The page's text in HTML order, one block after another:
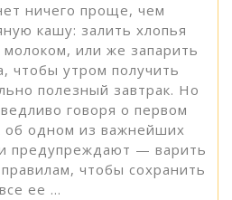
ничего проще, чем
кашу: залить хлопья
или же запарить
чтобы утром получить
полезный завтрак. Но
говоря о первом
об одном из важнейших
предупреждают — варить
чтобы сохранить
все ее …